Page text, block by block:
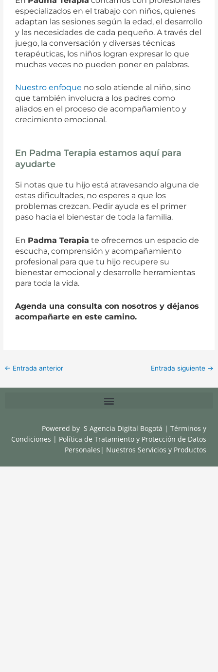
especializados en el trabajo con niños, quienes
adaptan las sesiones según la edad, el desarrollo
y las necesidades de cada pequeño. A través del
juego, la conversación y diversas técnicas
terapéuticas, los niños logran expresar lo que
muchas veces no pueden poner en palabras.
Nuestro enfoque no solo atiende al niño, sino
que también involucra a los padres como
aliados en el proceso de acompañamiento y
crecimiento emocional.
En Padma Terapia estamos aquí para
ayudarte
Si notas que tu hijo está atravesando alguna de
estas dificultades, no esperes a que los
problemas crezcan. Pedir ayuda es el primer
paso hacia el bienestar de toda la familia.
En Padma Terapia te ofrecemos un espacio de
escucha, comprensión y acompañamiento
profesional para que tu hijo recupere su
bienestar emocional y desarrolle herramientas
para toda la vida.
Agenda una consulta con nosotros y déjanos
acompañarte en este camino.
← Entrada anterior Entrada siguiente →
Powered by S Agencia Digital Bogotá |Términos y
Condiciones | Política de Tratamiento y Protección de Datos
Personales | Nuestros Servicios y Productos